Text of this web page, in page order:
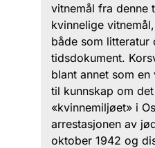
vitnemål fra
kvinnelige
både som litteratur
tidsdokument.
blant annet som
til kunnskap om
«kvinnemiljøet» i
arrestasjonen av
oktober 1942 og